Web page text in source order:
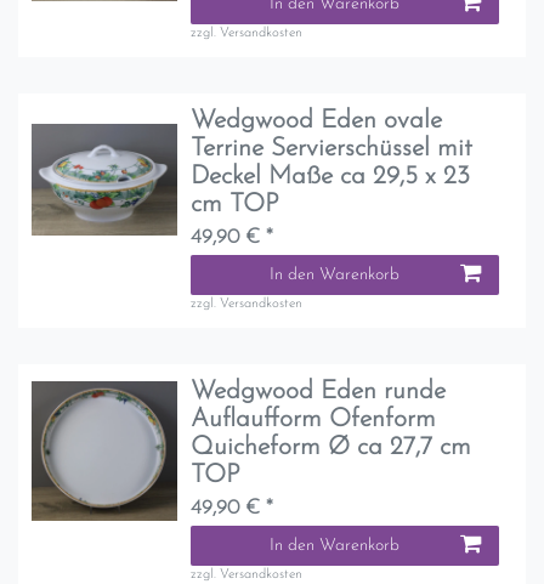
In den Warenkorb
zzgl. Versandkosten
Wedgwood Eden ovale
Terrine Servierschüssel mit
Deckel Maße ca 29,5 x 23
cm TOP
49,90 € *
In den Warenkorb
zzgl. Versandkosten
Wedgwood Eden runde
Auflaufform Ofenform
Quicheform Ø ca 27,7 cm
TOP
49,90 € *
In den Warenkorb
zzgl. Versandkosten